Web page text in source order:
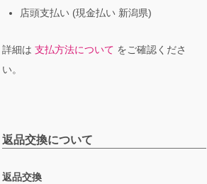
店頭支払い (現金払い 新潟県)
詳細は 支払方法について をご確認くださ
い。
返品交換について
返品交換